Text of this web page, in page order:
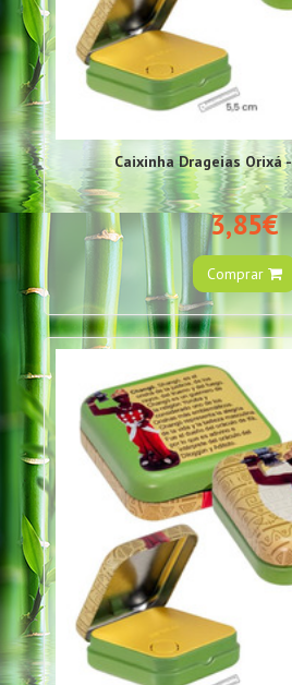
Caixinha Drageias Orixá
3,85€
Comprar